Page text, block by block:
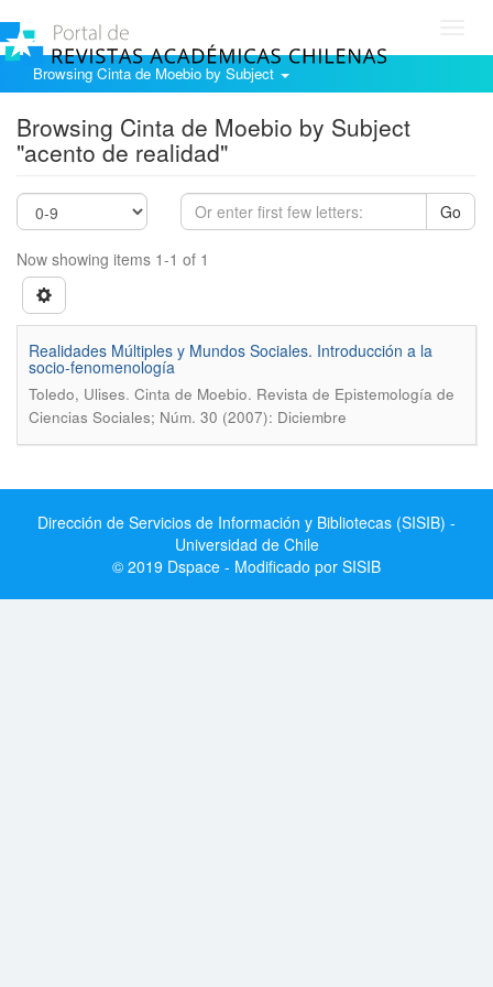
Browsing Cinta de Moebio by Subject
Browsing Cinta de Moebio by Subject
"acento de realidad"
Go
Now showing items 1-1 of 1
Realidades Múltiples y Mundos Sociales. Introducción a la
socio-fenomenología
Toledo, Ulises. Cinta de Moebio. Revista de Epistemología de
Ciencias Sociales; Núm. 30 (2007): Diciembre
Dirección de Servicios de Información y Bibliotecas (SISIB) -
Universidad de Chile
© 2019 Dspace - Modificado por SISIB